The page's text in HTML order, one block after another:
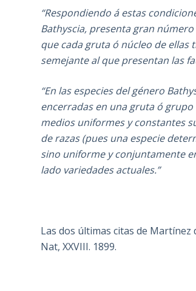
“Respondiendo á estas
Bathyscia, presenta gran
que cada gruta ó núcleo de ellas
semejante al que presentan las
“En las especies del género
encerradas en una gruta ó
medios uniformes y constantes
de razas (pues una especie
sino uniforme y conjuntamente
lado variedades actuales.”
Las dos últimas citas de Martínez
Nat, XXVIII. 1899.